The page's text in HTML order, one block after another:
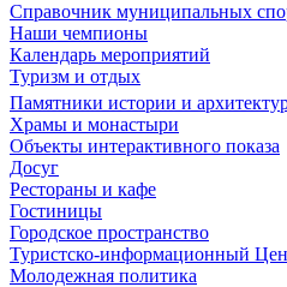
Справочник муниципальных
Наши чемпионы
Календарь мероприятий
Туризм и отдых
Памятники истории и
Храмы и монастыри
Объекты интерактивного показа
Досуг
Рестораны и кафе
Гостиницы
Городское пространство
Туристско-информационный
Молодежная политика